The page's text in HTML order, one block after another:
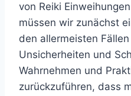
von Reiki
müssen wir zunächst
den allermeisten
Unsicherheiten und
Wahrnehmen und
zurückzuführen, dass